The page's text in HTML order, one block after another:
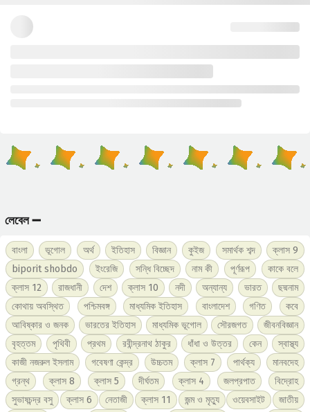
লেবেল ➖
বাংলা ভূগোল অর্থ ইতিহাস বিজ্ঞান কুইজ সমার্থক শব্দ
ক্লাস 9
biporit shobdo
ইংরেজি সন্ধি বিচ্ছেদ নাম কী পূর্ণরূপ
কাকে বলে
ক্লাস 12
রাজধানী দেশ ক্লাস 10 নদী অন্যান্য ভারত
ছদ্মনাম
কোথায় অবস্থিত
পশ্চিমবঙ্গ মাধ্যমিক ইতিহাস বাংলাদেশ গণিত
কবে
আবিষ্কার ও জনক
ভারতের ইতিহাস মাধ্যমিক ভূগোল সৌরজগত
জীবনবিজ্ঞান
বৃহত্তম
পৃথিবী প্রথম রবীন্দ্রনাথ ঠাকুর ধাঁধা ও উত্তর কেন
স্বাস্থ্য
কাজী নজরুল ইসলাম
গবেষণা কেন্দ্র উচ্চতম ক্লাস 7 পার্থক্য
মানবদেহ
গ্রন্থ
ক্লাস 8 ক্লাস 5 দীর্ঘতম ক্লাস 4 জলপ্রপাত
বিদ্রোহ
সুভাষচন্দ্র বসু
ক্লাস 6 নেতাজী ক্লাস 11 জন্ম ও মৃত্যু ওয়েবসাইট
জাতীয়